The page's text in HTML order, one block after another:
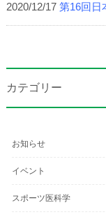
2020/12/17 第16回
カテゴリー
お知らせ
イベント
スポーツ医科学